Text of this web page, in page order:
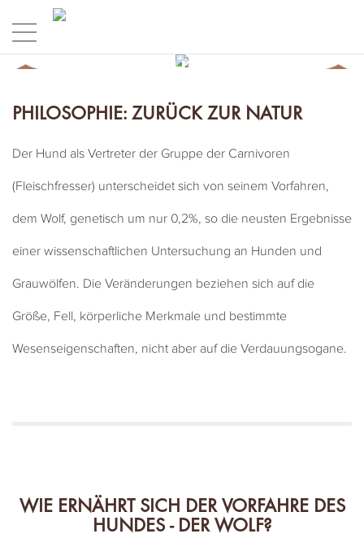
ERNÄHRUNG
PHILOSOPHIE: ZURÜCK ZUR NATUR
Der Hund als Vertreter der Gruppe der Carnivoren
(Fleischfresser) unterscheidet sich von seinem Vorfahren,
dem Wolf, genetisch um nur 0,2%, so die neusten Ergebnisse
einer wissenschaftlichen Untersuchung an Hunden und
Grauwölfen. Die Veränderungen beziehen sich auf die
Größe, Fell, körperliche Merkmale und bestimmte
Wesenseigenschaften, nicht aber auf die Verdauungsogane.
WIE ERNÄHRT SICH DER VORFAHRE DES
HUNDES - DER WOLF?